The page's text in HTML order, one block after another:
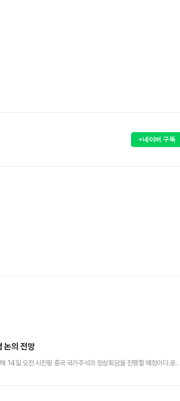
+네이버 구독
논의 전망
14일 오전 시진핑 중국 국가주석과 정상회담을 진행할 예정이다.로
당초 지난 3월 말로 예정된 트럼프 대통령의 방중 일정을 이란전쟁